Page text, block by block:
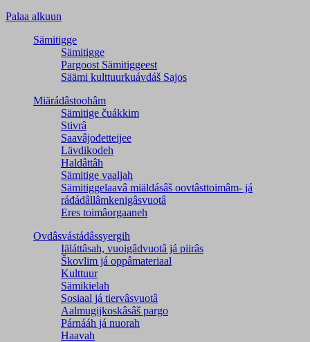
Palaa alkuun
Sämitigge
Sämitigge
Pargoost Sämitiggeest
Säämi kulttuurkuávdáš Sajos
Miärádâstoohâm
Sämitige čuákkim
Stivrâ
Saavâjođetteijee
Lävdikodeh
Haldâttâh
Sämitige vaaljah
Sämitiggelaavâ miäldásâš oovtâsttoimâm- já
ráđádâllâmkenigâsvuotâ
Eres toimâorgaaneh
Ovdâsvástádâssyergih
Iäláttâsah, vuoigâdvuotâ já piirâs
Škovlim já oppâmateriaal
Kulttuur
Sämikielah
Sosiaal já tiervâsvuotâ
Aalmugijkoskâsâš pargo
Párnááh já nuorah
Haavah